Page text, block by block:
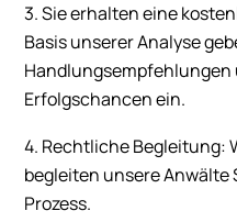
3. Sie erhalten eine
Basis unserer Analyse
Handlungsempfehlungen
Erfolgschancen ein.
4. Rechtliche Begleitung:
begleiten unsere Anwälte
Prozess.